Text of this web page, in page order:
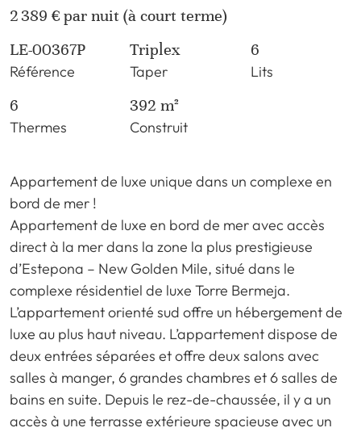
2 389 € par nuit (à court terme)
LE-00367P
Référence
Triplex
Taper
6
Lits
6
Thermes
392 m²
Construit
Appartement de luxe unique dans un complexe en
bord de mer !
Appartement de luxe en bord de mer avec accès
direct à la mer dans la zone la plus prestigieuse
d’Estepona – New Golden Mile, situé dans le
complexe résidentiel de luxe Torre Bermeja.
L’appartement orienté sud offre un hébergement de
luxe au plus haut niveau. L’appartement dispose de
deux entrées séparées et offre deux salons avec
salles à manger, 6 grandes chambres et 6 salles de
bains en suite. Depuis le rez-de-chaussée, il y a un
accès à une terrasse extérieure spacieuse avec un